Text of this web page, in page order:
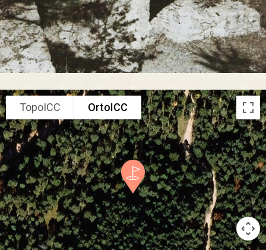
TopoICC OrtoICC